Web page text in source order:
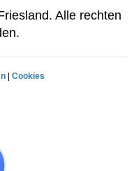
Alle rechten
| Cookies